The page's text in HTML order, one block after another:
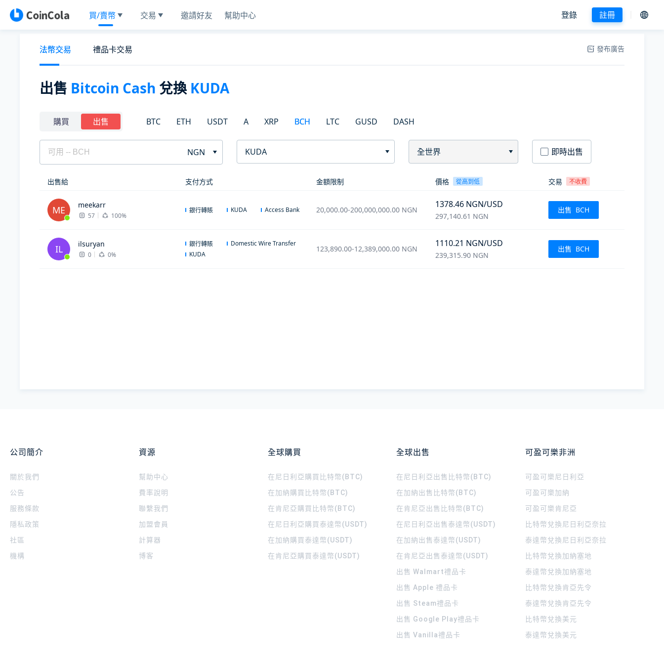
買/賣幣 交易 邀請好友 幫助中心 登錄 註冊
法幣交易 禮品卡交易 發布廣告
出售 Bitcoin Cash 兌換 KUDA
購買 出售 BTC ETH USDT A XRP BCH LTC GUSD DASH
NGN KUDA 全世界 即時出售
出售給 支付方式 金額限制 價格 從高到低 交易 不收費
ME meekarr
57 100%
銀行轉賬 KUDA Access Bank 20,000.00-200,000,000.00 NGN
1378.46 NGN/USD
297,140.61 NGN
出售 BCH
IL ilsuryan
0 0%
銀行轉賬
Domestic Wire Transfer
KUDA
123,890.00-12,389,000.00 NGN
1110.21 NGN/USD
239,315.90 NGN
出售 BCH
公司簡介
關於我們
公告
服務條款
隱私政策
社區
機構
資源
幫助中心
費率說明
聯繫我們
加盟會員
計算器
博客
全球購買
在尼日利亞購買比特幣(BTC)
在加納購買比特幣(BTC)
在肯尼亞購買比特幣(BTC)
在尼日利亞購買泰達幣(USDT)
在加納購買泰達幣(USDT)
在肯尼亞購買泰達幣(USDT)
全球出售
在尼日利亞出售比特幣(BTC)
在加納出售比特幣(BTC)
在肯尼亞出售比特幣(BTC)
在尼日利亞出售泰達幣(USDT)
在加納出售泰達幣(USDT)
在肯尼亞出售泰達幣(USDT)
出售 Walmart禮品卡
出售 Apple 禮品卡
出售 Steam禮品卡
出售 Google Play禮品卡
出售 Vanilla禮品卡
可盈可樂非洲
可盈可樂 尼日利亞
可盈可樂加納
可盈可樂肯尼亞
比特幣兌換尼日利亞奈拉
泰達幣兌換尼日利亞奈拉
比特幣兌換加納塞地
泰達幣兌換加納塞地
比特幣兌換肯亞先令
泰達幣兌換肯亞先令
比特幣兌換美元
泰達幣兌換美元